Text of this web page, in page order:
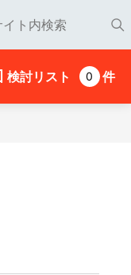
検討リスト 0 件